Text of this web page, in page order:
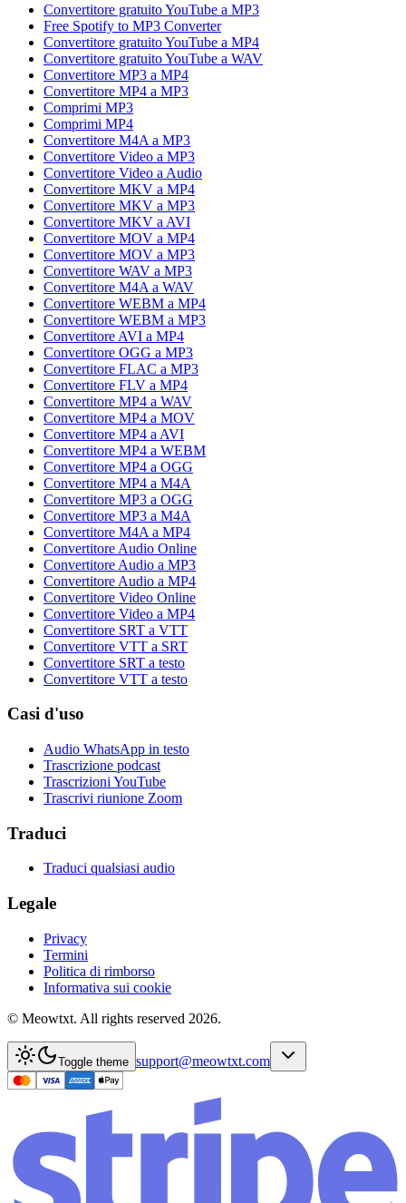
Convertitore gratuito YouTube a MP3
Free Spotify to MP3 Converter
Convertitore gratuito YouTube a MP4
Convertitore gratuito YouTube a WAV
Convertitore MP3 a MP4
Convertitore MP4 a MP3
Comprimi MP3
Comprimi MP4
Convertitore M4A a MP3
Convertitore Video a MP3
Convertitore Video a Audio
Convertitore MKV a MP4
Convertitore MKV a MP3
Convertitore MKV a AVI
Convertitore MOV a MP4
Convertitore MOV a MP3
Convertitore WAV a MP3
Convertitore M4A a WAV
Convertitore WEBM a MP4
Convertitore WEBM a MP3
Convertitore AVI a MP4
Convertitore OGG a MP3
Convertitore FLAC a MP3
Convertitore FLV a MP4
Convertitore MP4 a WAV
Convertitore MP4 a MOV
Convertitore MP4 a AVI
Convertitore MP4 a WEBM
Convertitore MP4 a OGG
Convertitore MP4 a M4A
Convertitore MP3 a OGG
Convertitore MP3 a M4A
Convertitore M4A a MP4
Convertitore Audio Online
Convertitore Audio a MP3
Convertitore Audio a MP4
Convertitore Video Online
Convertitore Video a MP4
Convertitore SRT a VTT
Convertitore VTT a SRT
Convertitore SRT a testo
Convertitore VTT a testo
Casi d'uso
Audio WhatsApp in testo
Trascrizione podcast
Trascrizioni YouTube
Trascrivi riunione Zoom
Traduci
Traduci qualsiasi audio
Legale
Privacy
Termini
Politica di rimborso
Informativa sui cookie
© Meowtxt. All rights reserved 2026.
Toggle theme support@meowtxt.com